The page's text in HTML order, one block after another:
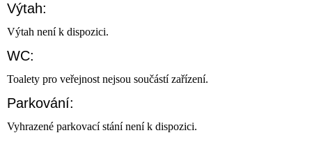
Výtah:
Výtah není k dispozici.
WC:
Toalety pro veřejnost nejsou součástí zařízení.
Parkování:
Vyhrazené parkovací stání není k dispozici.